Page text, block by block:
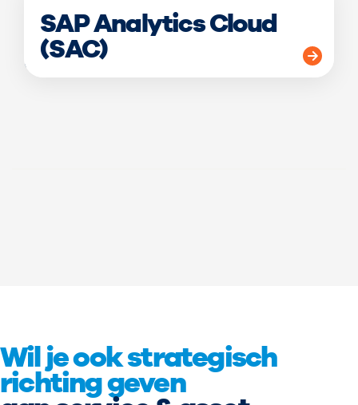
SAP Analytics Cloud
(SAC)
Wil je ook strategisch
richting geven